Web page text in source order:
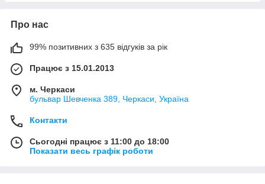
Про нас
99% позитивних з 635 відгуків за рік
Працює з 15.01.2013
м. Черкаси
бульвар Шевченка 389, Черкаси, Україна
Контакти
Сьогодні працює з 11:00 до 18:00
Показати весь графік роботи